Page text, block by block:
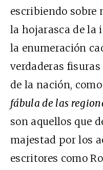
escribiendo sobre
la hojarasca de la
la enumeración
verdaderas
de la nación,
fábula de las
son aquellos que
majestad por los
escritores como